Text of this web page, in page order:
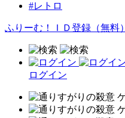
#レトロ
ふりーむ！ＩＤ登録（無料）
ログイン